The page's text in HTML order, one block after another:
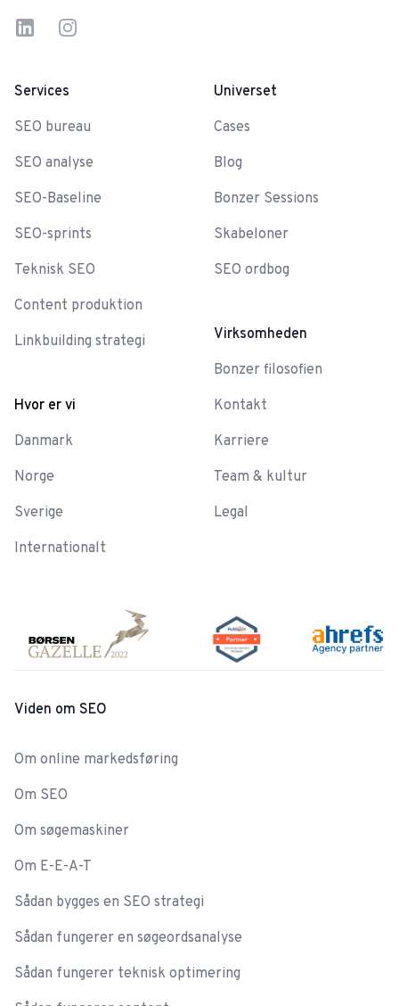
LinkedinInstagram
Services
SEO bureau
SEO analyse
SEO-Baseline
SEO-sprints
Teknisk SEO
Content produktion
Linkbuilding strategi
Hvor er vi
Danmark
Norge
Sverige
Internationalt
Universet
Cases
Blog
Bonzer Sessions
Skabeloner
SEO ordbog
Virksomheden
Bonzer filosofien
Kontakt
Karriere
Team & kultur
Legal
Viden om SEO
Om online markedsføring
Om SEO
Om søgemaskiner
Om E-E-A-T
Sådan bygges en SEO strategi
Sådan fungerer en søgeordsanalyse
Sådan fungerer teknisk optimering